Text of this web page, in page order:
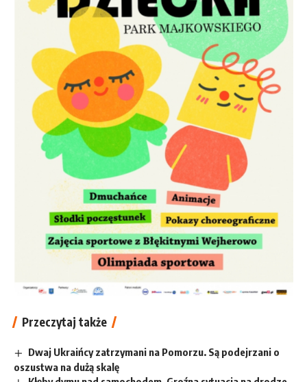
Przeczytaj także
Dwaj Ukraińcy zatrzymani na Pomorzu. Są podejrzani o
oszustwa na dużą skalę